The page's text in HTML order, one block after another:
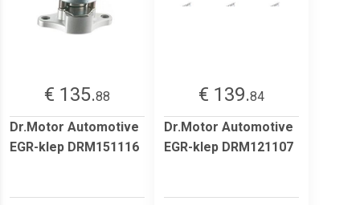
€ 135.88
Dr.Motor Automotive
EGR-klep DRM151116
€ 139.84
Dr.Motor Automotive
EGR-klep DRM121107